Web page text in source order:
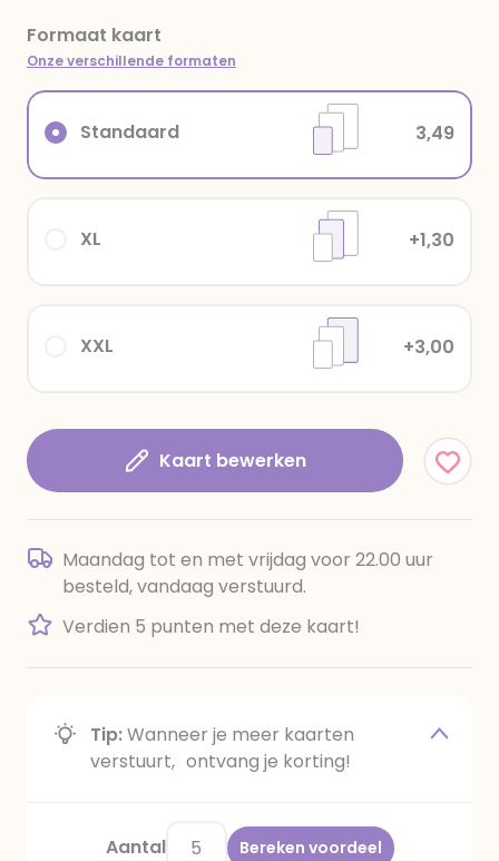
Formaat kaart
Onze verschillende formaten
XXL +3,00
XL +1,30
Standaard 3,49
Kaart bewerken
Maandag tot en met vrijdag voor 22.00 uur
besteld, vandaag verstuurd.
Verdien 5 punten met deze kaart!
Tip:Wanneer je meer kaarten
verstuurt, ontvang je korting!
Aantal Bereken voordeel